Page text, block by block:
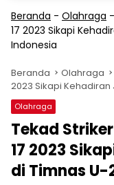
Beranda - Olahraga -
17 2023 Sikapi
Indonesia
Beranda Olahraga
2023 Sikapi
Olahraga
Tekad
17 2023
di Timnas U-